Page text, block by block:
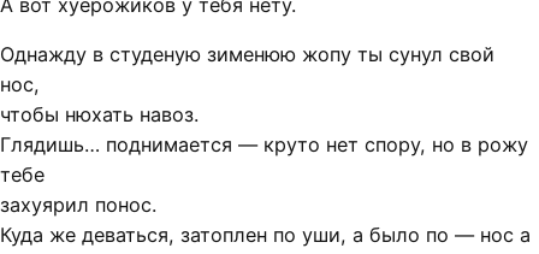
А вот хуерожиков у тебя нету.
Однажду в студеную зименюю жопу ты сунул свой
нос,
чтобы нюхать навоз.
Глядишь… поднимается — круто нет спору, но в рожу
тебе
захуярил понос.
Куда же деваться, затоплен по уши, а было по — нос а